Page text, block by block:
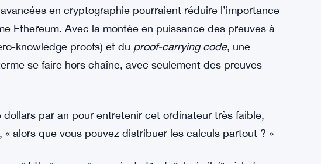
intérêt à renforcer l’écosystème Ethereum lorsqu’ils
indépendantes.
des blockchains à état partagé
en cryptographie pourraient réduire l’importance